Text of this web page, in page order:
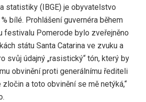
statistiky (IBGE) je obyvatelstvo
bílé. Prohlášení guvernéra během
festivalu Pomerode bylo zveřejněno
státu Santa Catarina ve zvuku a
svůj údajný „rasistický“ tón, který by
obvinění proti generálnímu řediteli
zločin a toto obvinění se mě netýká,“